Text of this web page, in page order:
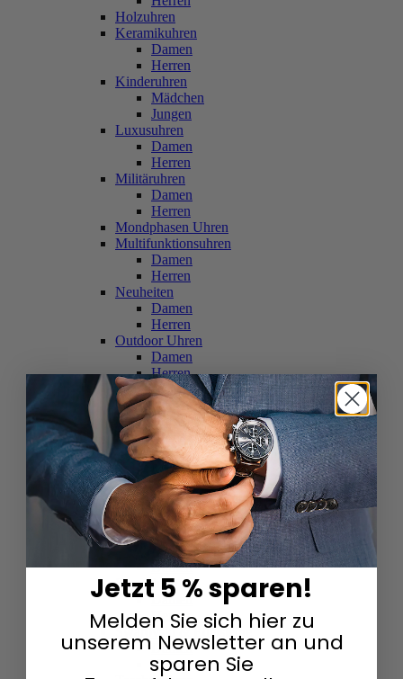
Holzuhren
Keramikuhren
Damen
Herren
Kinderuhren
Mädchen
Jungen
Luxusuhren
Damen
Herren
Militäruhren
Damen
Herren
Mondphasen Uhren
Multifunktionsuhren
Damen
Herren
Neuheiten
Damen
Herren
Outdoor Uhren
Damen
Herren
Schweizer Uhren
Damen
Herren
Skelettuhren
Damen
Herren
Smartwatches
Damen
Herren
Solaruhren
Herren
Damen
Sportuhren
Damen
Herren
Swarovski & Edelsteine
Damen
Herren
Jetzt 5 % sparen!
Melden Sie sich hier zu
unserem Newsletter an und
sparen Sie